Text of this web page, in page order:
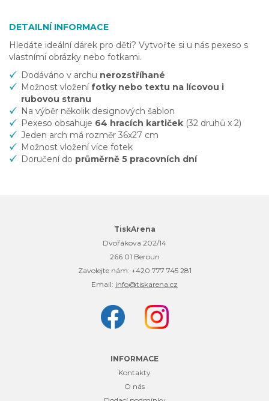
DETAILNÍ INFORMACE
Hledáte ideální dárek pro děti? Vytvořte si u nás pexeso s
vlastními obrázky nebo fotkami.
Dodáváno v archu nerozstříhané
Možnost vloženífotky nebo textu na lícovou i
rubovou stranu
Na výběr několik designových šablon
Pexeso obsahuje 64 hracích kartiček (32 druhů x 2)
Jeden arch má rozměr 36x27 cm
Možnost vložení více fotek
Doručení do průměrně 5 pracovních dní
TiskArena
Dvořákova 202/14
266 01 Beroun
Zavolejte nám: +420 777 745 281
Email: info@tiskarena.cz
INFORMACE
Kontakty
O nás